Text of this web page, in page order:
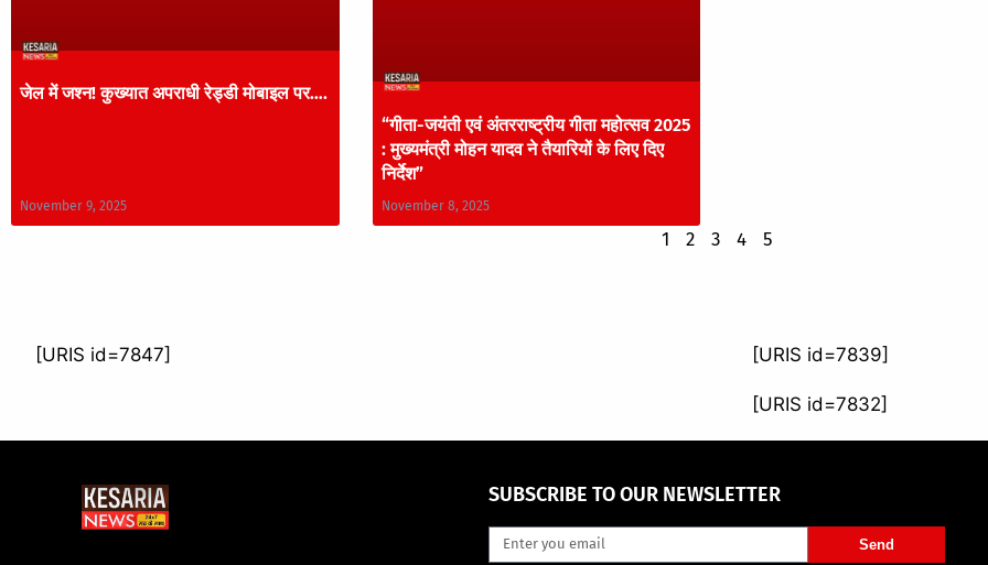
जेल में जश्न! कुख्यात अपराधी रेड्डी मोबाइल पर….
November 9, 2025
“गीता-जयंती एवं अंतरराष्ट्रीय गीता महोत्सव 2025
: मुख्यमंत्री मोहन यादव ने तैयारियों के लिए दिए
निर्देश”
November 8, 2025
1 2 3 4 5
[URIS id=7847] [URIS id=7839]
[URIS id=7832]
SUBSCRIBE TO OUR NEWSLETTER
Send